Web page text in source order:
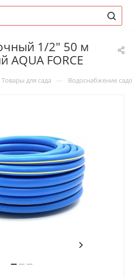
1/2" 50 м
FORCE
Товары для сада — Водоснабжение